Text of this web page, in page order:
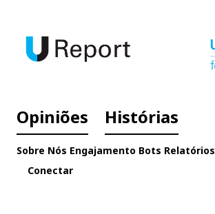
Opiniões Histórias
Sobre Nós Engajamento Bots Relatórios
Conectar